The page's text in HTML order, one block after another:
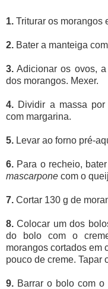
1. Triturar os morangos
2. Bater a manteiga
3. Adicionar os ovos,
dos morangos. Mexer.
4. Dividir a massa por
com margarina.
5. Levar ao forno pré-
6. Para o recheio,
mascarpone com o
7. Cortar 130 g de
8. Colocar um dos
do bolo com o
morangos cortados em
pouco de creme. Tapar
9. Barrar o bolo com